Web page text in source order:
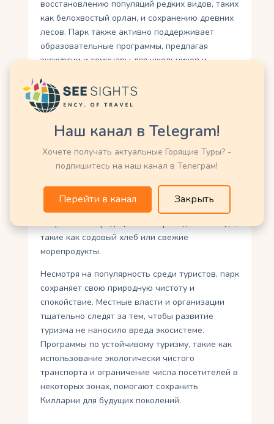
восстановлению популяций редких видов, таких
как белохвостый орлан, и сохранению древних
лесов. Парк также активно поддерживает
образовательные программы, предлагая
экскурсии и семинары для школьников и
региона.
Килларни привлекает художников, фотографов
и кинематографистов, вдохновлённых его
пейзажами. Парк неоднократно появлялся в
фильмах и литературных произведениях,
подчёркивая его культурное значение. Город
служит туристическим центром с множеством
отелей, ресторанов и пабов, где можно
попробовать традиционные ирландские блюда,
такие как содовый хлеб или свежие
морепродукты.
Несмотря на популярность среди туристов, парк
сохраняет свою природную чистоту и
спокойствие. Местные власти и организации
тщательно следят за тем, чтобы развитие
туризма не наносило вреда экосистеме.
Программы по устойчивому туризму, такие как
использование экологически чистого
транспорта и ограничение числа посетителей в
некоторых зонах, помогают сохранить
Килларни для будущих поколений.
Наш канал в Telegram!
Хочете получать актуальные Горящие Туры? -
подпишитесь на наш канал в Телеграм!
Перейти в канал Закрыть